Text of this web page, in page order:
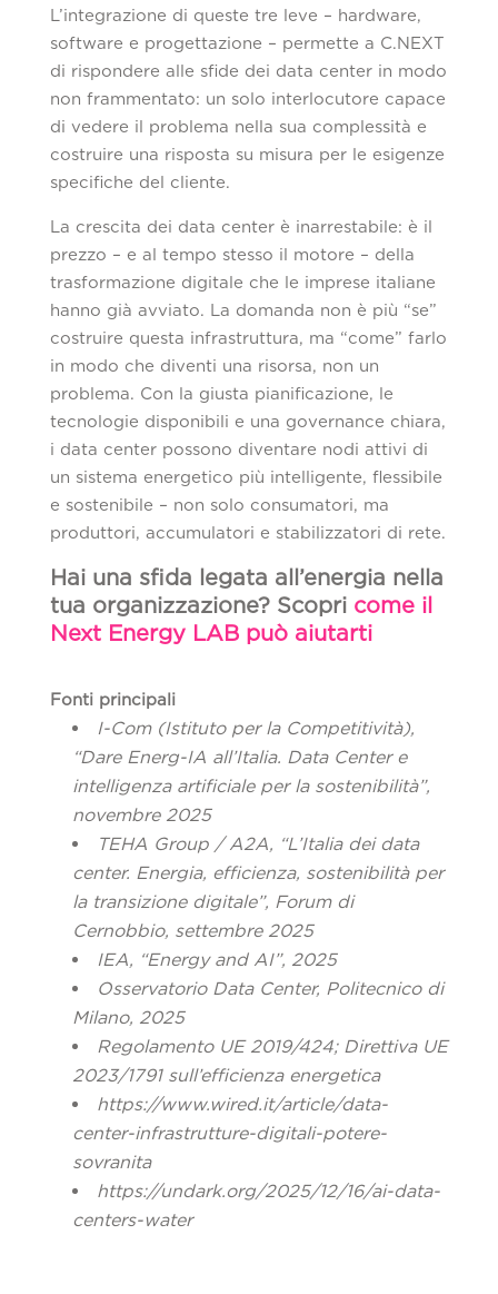
L’integrazione di queste tre leve – hardware,
software e progettazione – permette a C.NEXT
di rispondere alle sfide dei data center in modo
non frammentato: un solo interlocutore capace
di vedere il problema nella sua complessità e
costruire una risposta su misura per le esigenze
specifiche del cliente.
La crescita dei data center è inarrestabile: è il
prezzo – e al tempo stesso il motore – della
trasformazione digitale che le imprese italiane
hanno già avviato. La domanda non è più “se”
costruire questa infrastruttura, ma “come” farlo
in modo che diventi una risorsa, non un
problema. Con la giusta pianificazione, le
tecnologie disponibili e una governance chiara,
i data center possono diventare nodi attivi di
un sistema energetico più intelligente, flessibile
e sostenibile – non solo consumatori, ma
produttori, accumulatori e stabilizzatori di rete.
Hai una sfida legata all’energia nella
tua organizzazione? Scopri come il
Next Energy LAB può aiutarti
Fonti principali
I-Com (Istituto per la Competitività),
“Dare Energ-IA all’Italia. Data Center e
intelligenza artificiale per la sostenibilità”,
novembre 2025
TEHA Group / A2A, “L’Italia dei data
center. Energia, efficienza, sostenibilità per
la transizione digitale”, Forum di
Cernobbio, settembre 2025
IEA, “Energy and AI”, 2025
Osservatorio Data Center, Politecnico di
Milano, 2025
Regolamento UE 2019/424; Direttiva UE
2023/1791 sull’efficienza energetica
https://www.wired.it/article/data-
center-infrastrutture-digitali-potere-
sovranita
https://undark.org/2025/12/16/ai-data-
centers-water